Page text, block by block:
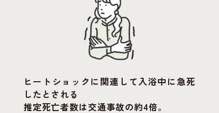
ヒートショックに関連して入浴中に急死
したとされる
推定死亡者数は交通事故の約4倍。